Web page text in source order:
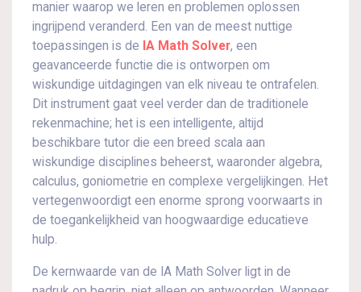
manier waarop we leren en problemen oplossen
ingrijpend veranderd. Een van de meest nuttige
toepassingen is de IA Math Solver, een
geavanceerde functie die is ontworpen om
wiskundige uitdagingen van elk niveau te ontrafelen.
Dit instrument gaat veel verder dan de traditionele
rekenmachine; het is een intelligente, altijd
beschikbare tutor die een breed scala aan
wiskundige disciplines beheerst, waaronder algebra,
calculus, goniometrie en complexe vergelijkingen. Het
vertegenwoordigt een enorme sprong voorwaarts in
de toegankelijkheid van hoogwaardige educatieve
hulp.
De kernwaarde van de IA Math Solver ligt in de